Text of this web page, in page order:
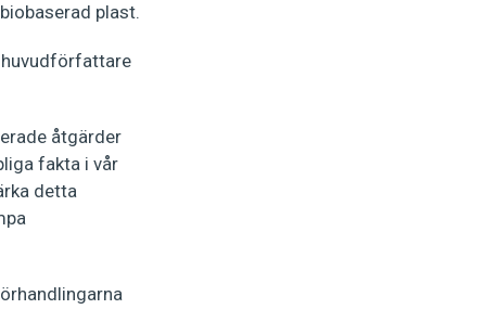
plast.
huvudförfattare
åtgärder
fakta i vår
detta